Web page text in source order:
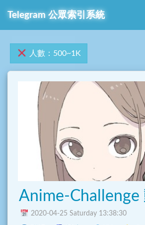
Telegram 公眾索引系統
人數：500~1K
2020-04-25 Saturday 13:38:30